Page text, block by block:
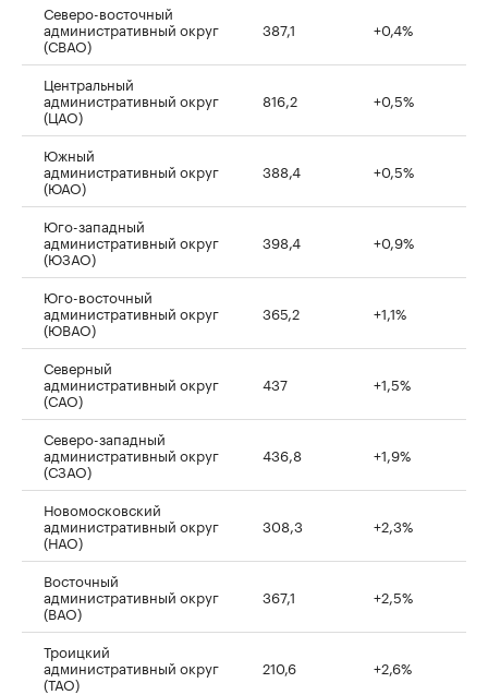
Северо-восточный
административный округ
(СВАО)
387,1 +0,4%
Центральный
административный округ
(ЦАО)
816,2 +0,5%
Южный
административный округ
(ЮАО)
388,4 +0,5%
Юго-западный
административный округ
(ЮЗАО)
398,4 +0,9%
Юго-восточный
административный округ
(ЮВАО)
365,2 +1,1%
Северный
административный округ
(САО)
437 +1,5%
Северо-западный
административный округ
(СЗАО)
436,8 +1,9%
Новомосковский
административный округ
(НАО)
308,3 +2,3%
Восточный
административный округ
(ВАО)
367,1 +2,5%
Троицкий
административный округ
(ТАО)
210,6 +2,6%